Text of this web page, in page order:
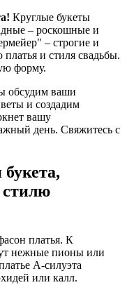
Круглые букеты
– роскошные и
– строгие и
и стиля свадьбы.
форму.
обсудим ваши
и создадим
вашу
день. Свяжитесь с
стилю
платья. К
нежные пионы или
А-силуэта
или калл.